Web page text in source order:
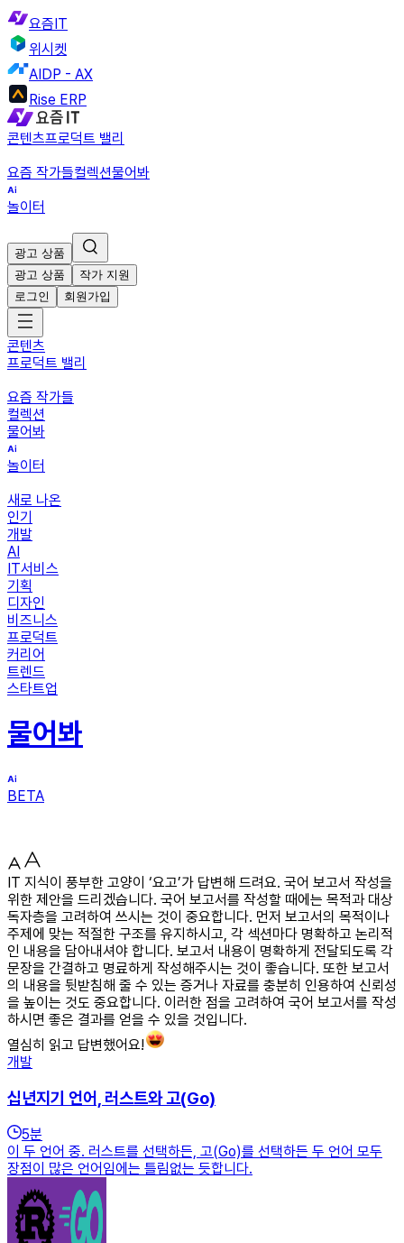
요즘IT
위시켓
AIDP - AX
Rise ERP
콘텐츠프로덕트 밸리
요즘 작가들컬렉션물어봐
놀이터
광고 상품
광고 상품
작가 지원
로그인
회원가입
콘텐츠
프로덕트 밸리
요즘 작가들
컬렉션
물어봐
놀이터
새로 나온
인기
개발
AI
IT서비스
기획
디자인
비즈니스
프로덕트
커리어
트렌드
스타트업
물어봐
BETA
IT 지식이 풍부한 고양이 ‘요고’가 답변해 드려요. 국어 보고서 작성을
위한 제안을 드리겠습니다. 국어 보고서를 작성할 때에는 목적과 대상
독자층을 고려하여 쓰시는 것이 중요합니다. 먼저 보고서의 목적이나
주제에 맞는 적절한 구조를 유지하시고, 각 섹션마다 명확하고 논리적
인 내용을 담아내셔야 합니다. 보고서 내용이 명확하게 전달되도록 각
문장을 간결하고 명료하게 작성해주시는 것이 좋습니다. 또한 보고서
의 내용을 뒷받침해 줄 수 있는 증거나 자료를 충분히 인용하여 신뢰성
을 높이는 것도 중요합니다. 이러한 점을 고려하여 국어 보고서를 작성
하시면 좋은 결과를 얻을 수 있을 것입니다.
열심히 읽고 답변했어요!
개발
십년지기 언어, 러스트와 고(Go)
5분
이 두 언어 중. 러스트를 선택하든, 고(Go)를 선택하든 두 언어 모두
장점이 많은 언어임에는 틀림없는 듯합니다.